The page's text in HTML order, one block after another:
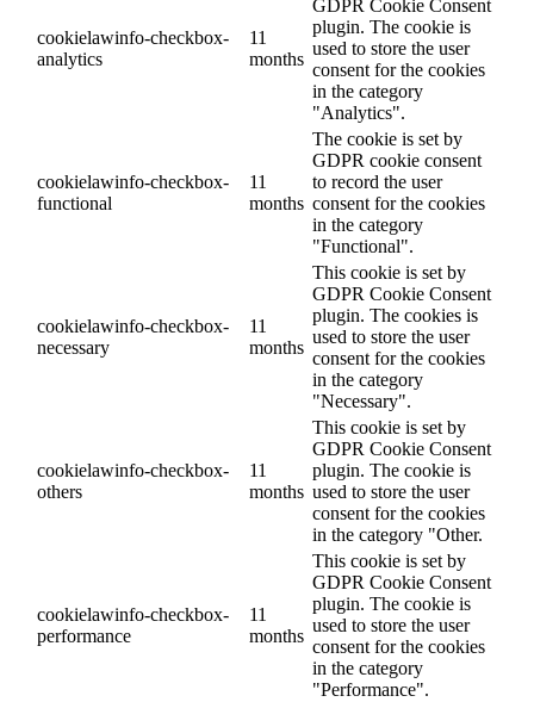
cookielawinfo-checkbox-
analytics
11
months
GDPR Cookie Consent
plugin. The cookie is
used to store the user
consent for the cookies
in the category
"Analytics".
cookielawinfo-checkbox-
functional
11
months
The cookie is set by
GDPR cookie consent
to record the user
consent for the cookies
in the category
"Functional".
cookielawinfo-checkbox-
necessary
11
months
This cookie is set by
GDPR Cookie Consent
plugin. The cookies is
used to store the user
consent for the cookies
in the category
"Necessary".
cookielawinfo-checkbox-
others
11
months
This cookie is set by
GDPR Cookie Consent
plugin. The cookie is
used to store the user
consent for the cookies
in the category "Other.
cookielawinfo-checkbox-
performance
11
months
This cookie is set by
GDPR Cookie Consent
plugin. The cookie is
used to store the user
consent for the cookies
in the category
"Performance".